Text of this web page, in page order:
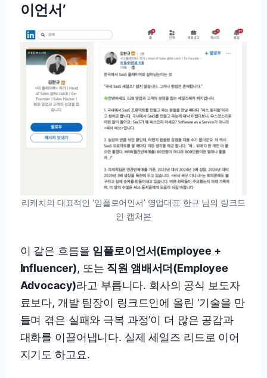
이언서’
리캐치의 대표적인 ‘임플로어인서’ 영업대표 한규 님의 링크드
인 캡처본
이 같은 흐름을 임플로이언서(Employee +
Influencer), 또는 직원 앰배서더(Employee
Advocacy)라고 부릅니다. 회사의 공식 보도자
료보다, 개발 팀장이 링크드인에 올린 ‘기술을 만
들며 겪은 실패와 극복 과정’이 더 많은 공감과
대화를 이끌어냅니다. 실제 세일즈 리드로 이어
지기도 하고요.